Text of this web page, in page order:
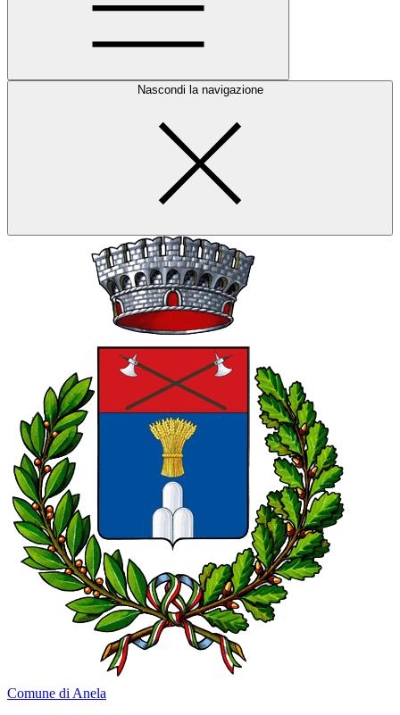
Nascondi la navigazione
Comune di Anela